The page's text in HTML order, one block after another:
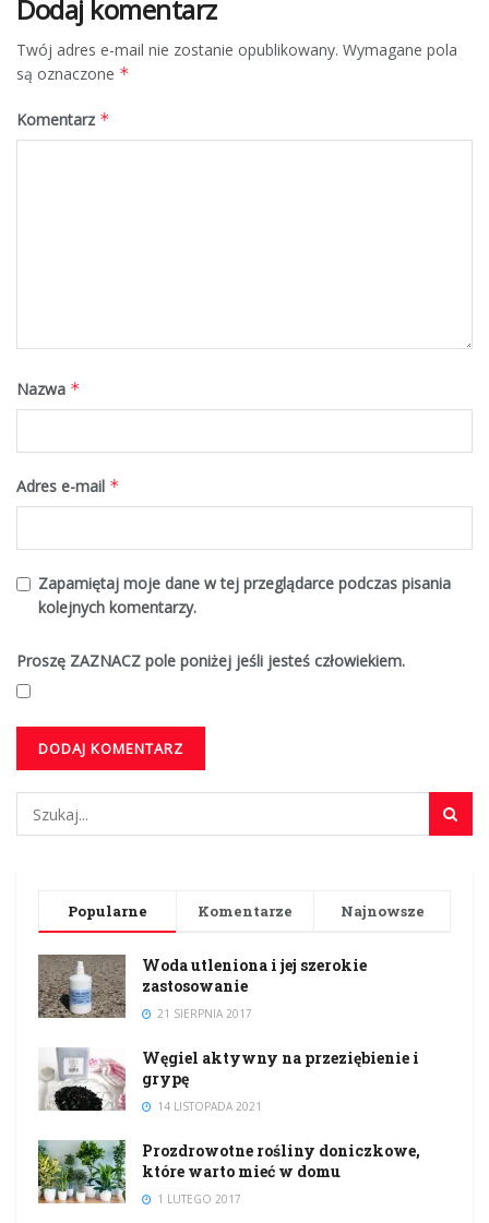
Dodaj komentarz
Twój adres e-mail nie zostanie opublikowany. Wymagane pola
są oznaczone *
Komentarz *
Nazwa *
Adres e-mail *
Zapamiętaj moje dane w tej przeglądarce podczas pisania
kolejnych komentarzy.
Proszę ZAZNACZ pole poniżej jeśli jesteś człowiekiem.
Popularne Komentarze Najnowsze
Woda utleniona i jej szerokie
zastosowanie
21 SIERPNIA 2017
Węgiel aktywny na przeziębienie i
grypę
14 LISTOPADA 2021
Prozdrowotne rośliny doniczkowe,
które warto mieć w domu
1 LUTEGO 2017